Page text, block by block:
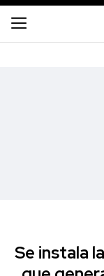
Se instala